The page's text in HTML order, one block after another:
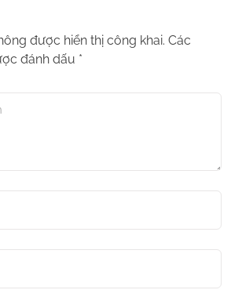
được hiển thị công khai. Các
đánh dấu *